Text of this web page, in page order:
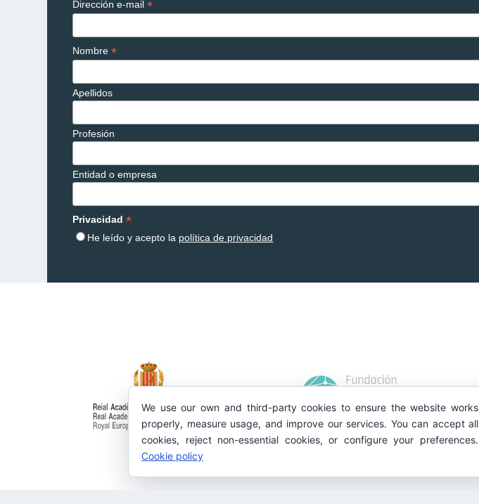
Dirección e-mail*
Nombre*
Apellidos
Profesión
Entidad o empresa
Privacidad*
He leído y acepto la política de privacidad
We use our own and third-party cookies to ensure the website works
properly, measure usage, and improve our services. You can accept all
cookies, reject non-essential cookies, or configure your preferences.
Cookie policy